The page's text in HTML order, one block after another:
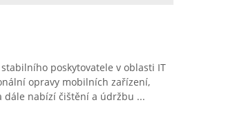
poskytovatele v oblasti IT
opravy mobilních zařízení,
dále nabízí čištění a údržbu ...